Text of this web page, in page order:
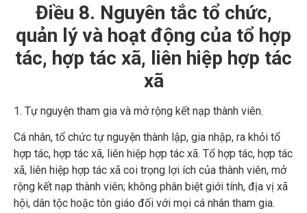
Điều 8. Nguyên tắc tổ chức,
quản lý và hoạt động của tổ hợp
tác, hợp tác xã, liên hiệp hợp tác
xã
1. Tự nguyện tham gia và mở rộng kết nạp thành viên.
Cá nhân, tổ chức tự nguyện thành lập, gia nhập, ra khỏi tổ
hợp tác, hợp tác xã, liên hiệp hợp tác xã. Tổ hợp tác, hợp tác
xã, liên hiệp hợp tác xã coi trọng lợi ích của thành viên, mở
rộng kết nạp thành viên; không phân biệt giới tính, địa vị xã
hội, dân tộc hoặc tôn giáo đối với mọi cá nhân tham gia.